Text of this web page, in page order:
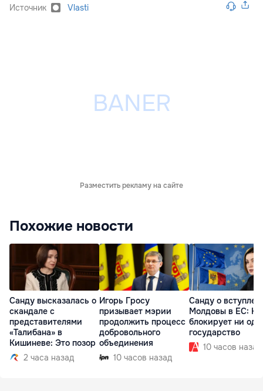
Источник Vlasti
Разместить рекламу на сайте
Похожие новости
Санду высказалась о
скандале с
представителями
«Талибана» в
Кишиневе: Это позор
2 часа назад
Игорь Гросу
призывает мэрии
продолжить процесс
добровольного
объединения
10 часов назад
Санду о
Молдовы в ЕС:
блокирует ни
государство
10 часов назад